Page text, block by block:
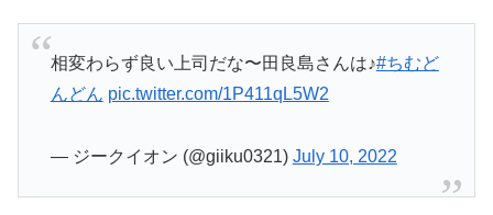
相変わらず良い上司だな〜田良島さんは♪#ちむど
んどん pic.twitter.com/1P411qL5W2
— ジークイオン (@giiku0321) July 10, 2022